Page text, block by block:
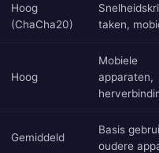
Hoog
(ChaCha20)
taken,
Hoog
Mobiele
apparaten,
Gemiddeld
Basis
oudere